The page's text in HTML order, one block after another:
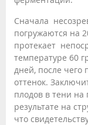
Сначала
погружаются на
протекает
температуре 60
дней, после чего
оттенок.
плодов в тени
результате на
что